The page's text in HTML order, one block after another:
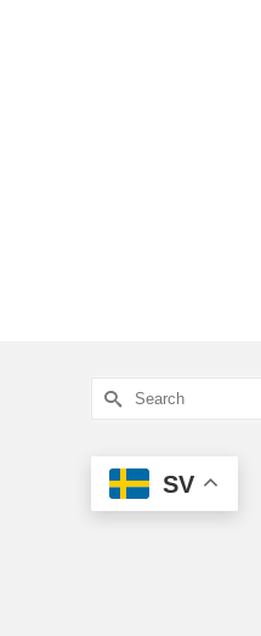
Search
for:
SV